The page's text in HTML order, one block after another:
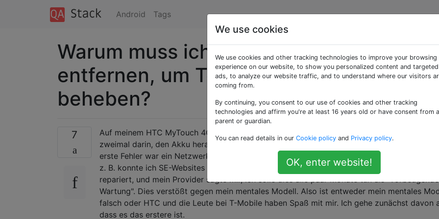
Android Tags
Warum muss ich meinen Akku
entfernen, um Telefonprobleme zu
beheben?
7
Auf meinem HTC MyTouch 4G (Android 2.3.4) bestand die Diagnose für seltsame Fehler nun
zweimal darin, den Akku herauszunehmen, eine Minute zu warten und ihn auszutauschen.
erste Fehler war ein Netzwerkverlust; der zweite war, dass Websites nur teilweise
z. B. konnte ich SE-Websites lesen, mich aber nicht anmelden.) Beide Male wurde der Akku
repariert, und mein Provider sagte mir, ich solle dies alle paar Monate tun als "vorbeugende
Wartung". Dies verstößt gegen mein mentales Modell. Also ist entweder mein mentales
falsch oder HTC und die Leute bei T-Mobile haben Spaß mit mir. Ich gehe zunächst davon
dass es das erstere ist.
We use cookies
We use cookies and other tracking technologies to improve your browsing
experience on our website, to show you personalized content and targeted
ads, to analyze our website traffic, and to understand where our visitors
coming from.
By continuing, you consent to our use of cookies and other tracking
technologies and affirm you're at least 16 years old or have consent from a
parent or guardian.
You can read details in our Cookie policy and Privacy policy.
OK, enter website!